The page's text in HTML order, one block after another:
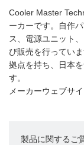
Cooler Master
ーカーです。自作
ス、電源ユニット
び販売を行ってい
拠点を持ち、日本
す。
メーカーウェブサイ
製品に関するご